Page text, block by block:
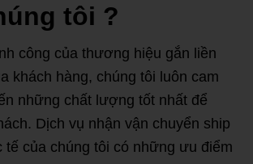
tôi ?
công của thương hiệu gắn liền
khách hàng, chúng tôi luôn cam
những chất lượng tốt nhất để
Dịch vụ nhận vận chuyển ship
tế của chúng tôi có những ưu điểm